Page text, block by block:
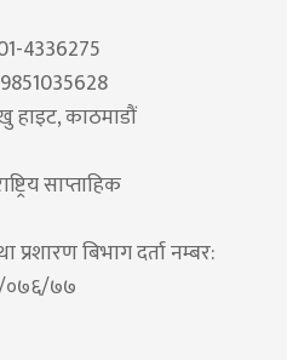
4336275
हाइट, काठमाडौं
साप्ताहिक
प्रशारण बिभाग दर्ता नम्बर:
०७६/७७